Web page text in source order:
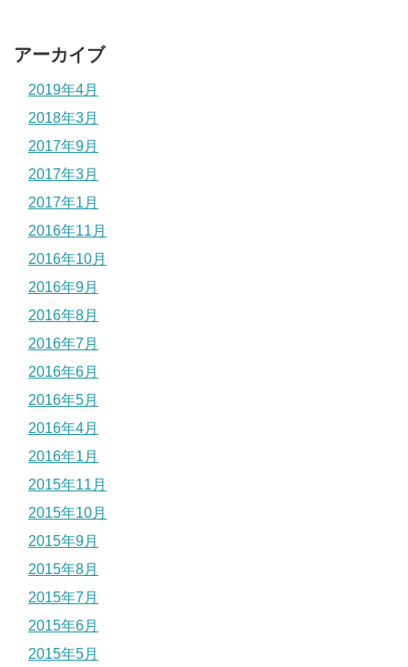
アーカイブ
2019年4月
2018年3月
2017年9月
2017年3月
2017年1月
2016年11月
2016年10月
2016年9月
2016年8月
2016年7月
2016年6月
2016年5月
2016年4月
2016年1月
2015年11月
2015年10月
2015年9月
2015年8月
2015年7月
2015年6月
2015年5月